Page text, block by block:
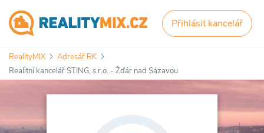
Přihlásit kancelář
RealityMIX
Adresář RK
Realitní kancelář STING, s.r.o. - Žďár nad Sázavou